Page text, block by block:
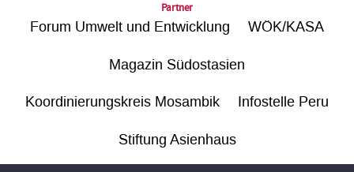
Partner
Forum Umwelt und Entwicklung WÖK/KASA
Magazin Südostasien
Koordinierungskreis Mosambik Infostelle Peru
Stiftung Asienhaus